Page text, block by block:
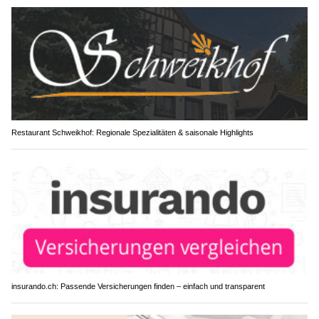
Restaurant Schweikhof: Regionale Spezialitäten & saisonale Highlights
insurando.ch: Passende Versicherungen finden – einfach und transparent